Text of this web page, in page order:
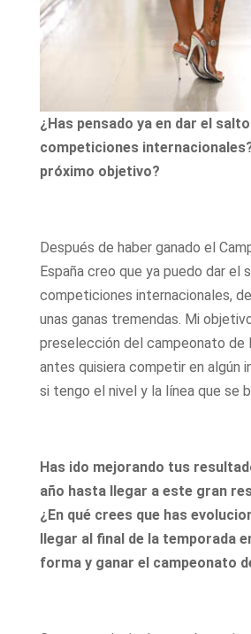
¿Has pensado ya en dar el
competiciones
próximo objetivo?
Después de haber ganado el
España creo que ya puedo dar el
competiciones internacionales,
unas ganas tremendas. Mi
preselección del campeonato de
antes quisiera competir en algún
si tengo el nivel y la línea que se
Has ido mejorando tus
año hasta llegar a este gran
¿En qué crees que has
llegar al final de la temporada
forma y ganar el campeonato